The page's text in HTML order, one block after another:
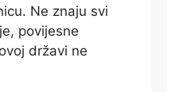
Ne znaju svi
povijesne
državi ne